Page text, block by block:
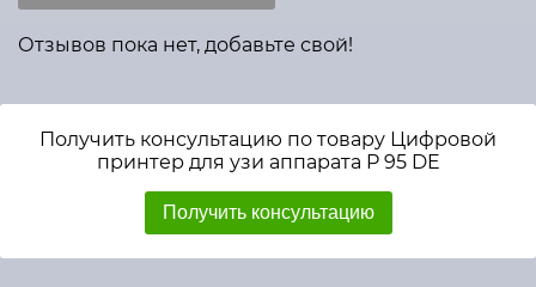
Отзывов пока нет, добавьте свой!
Получить консультацию по товару Цифровой
принтер для узи аппарата P 95 DE
Получить консультацию